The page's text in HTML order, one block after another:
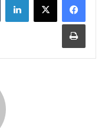
چاپ